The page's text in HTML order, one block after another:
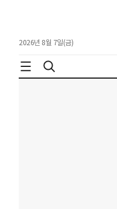
2026년 8월 7일(금)